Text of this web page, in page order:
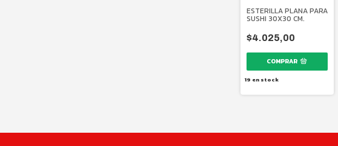
ESTERILLA PLANA PARA
SUSHI 30X30 CM.
$4.025,00
19 en stock